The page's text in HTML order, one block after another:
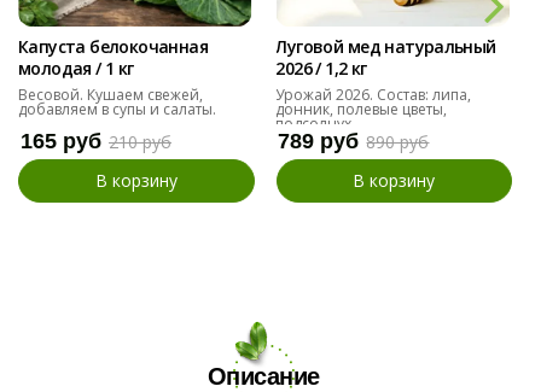
Капуста белокочанная
молодая / 1 кг
Весовой. Кушаем свежей,
добавляем в супы и салаты.
165 руб 210 руб
В корзину
Луговой мед натуральный
2026 / 1,2 кг
Урожай 2026. Состав: липа,
донник, полевые цветы,
подсолнух
789 руб 890 руб
В корзину
Описание